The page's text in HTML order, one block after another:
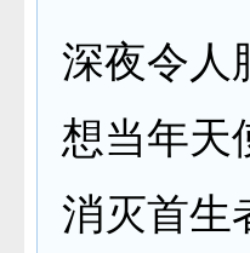
深夜令人
想当年天
消灭首生